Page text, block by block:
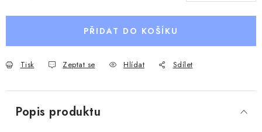
PŘIDAT DO KOŠÍKU
Tisk Zeptat se Hlídat Sdílet
Popis produktu